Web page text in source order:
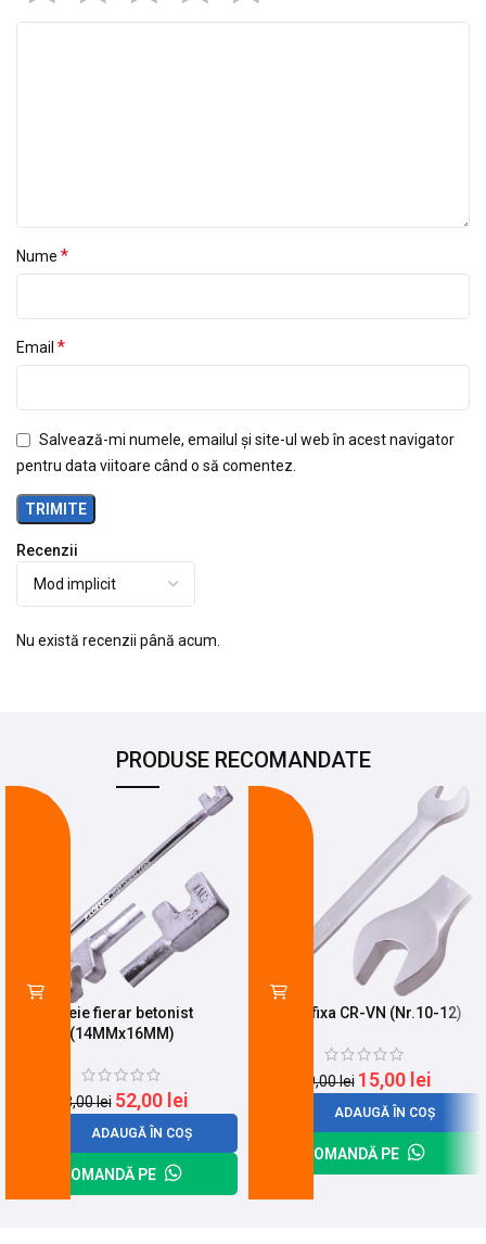
Recenzii
Nu există recenzii până acum.
Nume *
Email *
Salvează-mi numele, emailul și site-ul web în acest navigator
pentru data viitoare când o să comentez.
PRODUSE RECOMANDATE
Cheie fierar betonist
(14MMx16MM)
68,00lei 52,00 lei
ADAUGĂ ÎN COȘ
COMANDĂ PE
Cheie fixa CR-VN (Nr.10-12)
19,00lei 15,00 lei
ADAUGĂ ÎN COȘ
COMANDĂ PE